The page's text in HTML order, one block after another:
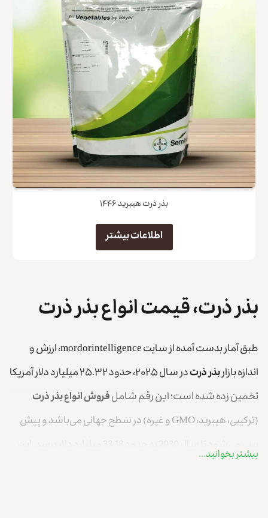
بذر ذرت هیبرید ۱۴۴۶
اطلاعات بیشتر
بذر ذرت، قیمت انواع بذر ذرت
طبق آمار بدست آمده از سایت mordorintelligence، ارزش و
اندازه بازاربذر ذرت
در سال ۲۰۲۵، حدود ۲۵.۳۲ میلیارد دلار آمریکا
تخمین زده شده است؛ این رقم شاملفروش انواع بذر ذرت
(ترکیبی، هیبرید، GMO و غیره) در سطح جهانی می‌باشد و پیش
بیشتر بخوانید...
کپی لینک